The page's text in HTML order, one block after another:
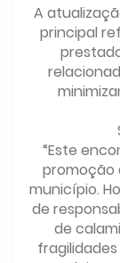
A
principal
“Este
promoção
município.
de
de